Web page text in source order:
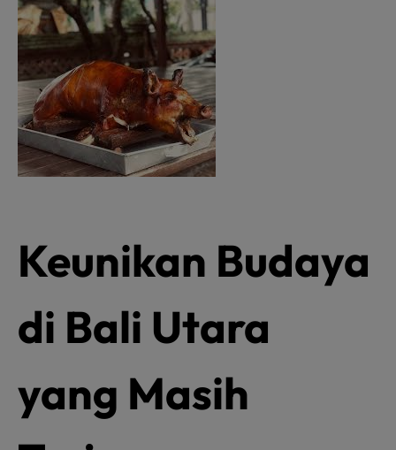
Keunikan Budaya
di Bali Utara
yang Masih